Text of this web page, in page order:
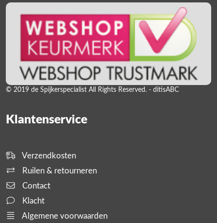
© 2019 de Spijkerspecialist All Rights Reserved. - ditisABC
Klantenservice
Verzendkosten
Ruilen & retourneren
Contact
Klacht
Algemene voorwaarden